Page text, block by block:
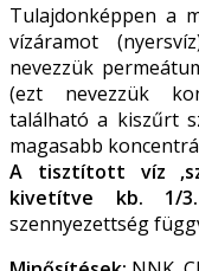
Tulajdonképpen a
vízáramot
nevezzük
(ezt nevezzük
található a kiszűrt
magasabb
A tisztított víz
kivetítve kb.
szennyezettség